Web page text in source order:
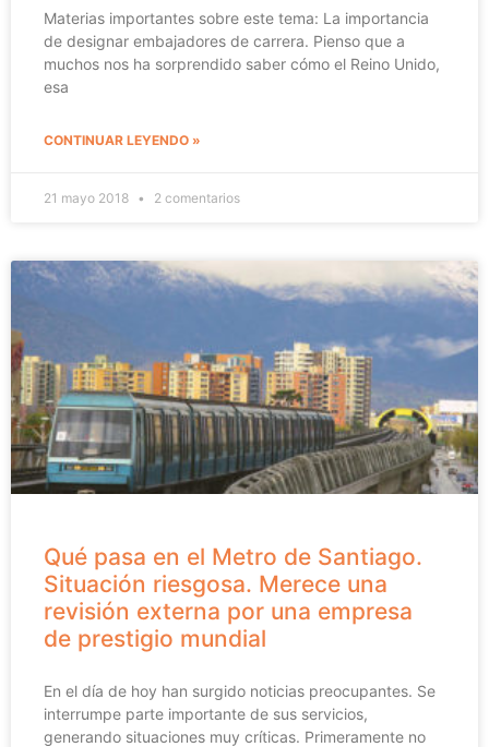
Materias importantes sobre este tema: La importancia
de designar embajadores de carrera. Pienso que a
muchos nos ha sorprendido saber cómo el Reino Unido,
esa
CONTINUAR LEYENDO »
21 mayo 2018 2 comentarios
Qué pasa en el Metro de Santiago.
Situación riesgosa. Merece una
revisión externa por una empresa
de prestigio mundial
En el día de hoy han surgido noticias preocupantes. Se
interrumpe parte importante de sus servicios,
generando situaciones muy críticas. Primeramente no